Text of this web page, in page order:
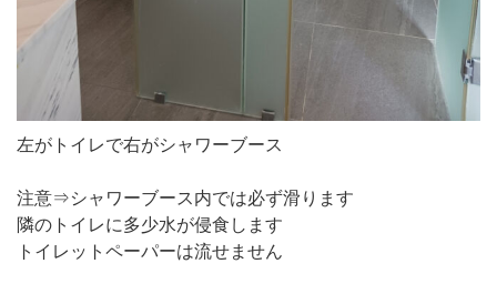
左がトイレで右がシャワーブース
注意⇒シャワーブース内では必ず滑ります
隣のトイレに多少水が侵食します
トイレットペーパーは流せません